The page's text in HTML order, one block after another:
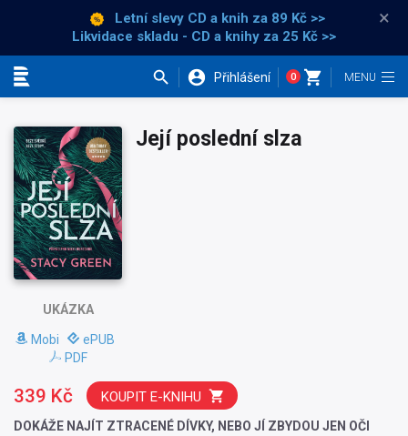
Letní slevy CD a knih za 89 Kč >>
Likvidace skladu - CD a knihy za 25 Kč >>
×
Přihlášení 0
UKÁZKA
Mobi
ePUB
PDF
Její poslední slza
DOKÁŽE NAJÍT ZTRACENÉ DÍVKY, NEBO JÍ ZBYDOU JEN OČI
339 Kč KOUPIT E-KNIHU